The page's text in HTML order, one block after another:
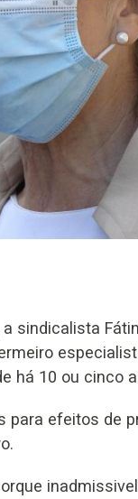
sindicalista
há 10 ou cinco
efeitos de